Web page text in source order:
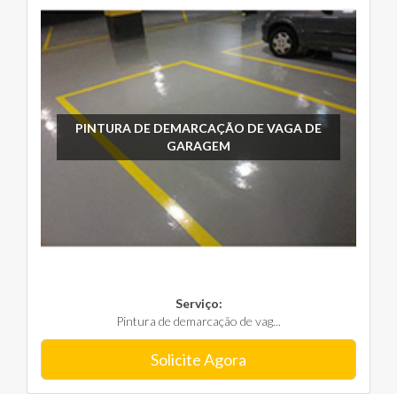
PINTURA DE DEMARCAÇÃO DE VAGA DE
GARAGEM
Serviço:
Pintura de demarcação de vag...
Solicite Agora